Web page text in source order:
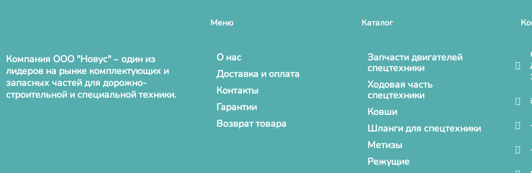
Компания ООО "Новус" – один из
лидеров на рынке комплектующих и
запасных частей для дорожно-
строительной и специальной техники.
Меню
О нас
Доставка и оплата
Контакты
Гарантии
Возврат товара
Каталог
Запчасти двигателей
спецтехники
Ходовая часть
спецтехники
Ковши
Шланги для спецтехники
Метизы
Режущие